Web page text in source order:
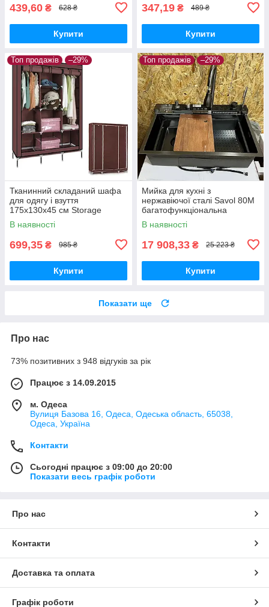
439,60 ₴ 628 ₴
Купити
347,19 ₴ 489 ₴
Купити
Топ продажів –29%
Тканинний складаний шафа
для одягу і взуття
175х130х45 см Storage
Wardrobe 88130 AN
В наявності
699,35 ₴ 985 ₴
Купити
Топ продажів –29%
Мийка для кухні з
нержавіючої сталі Savol 80М
багатофункціональна
кухонна мийка
В наявності
17 908,33 ₴ 25 223 ₴
Купити
Показати ще
Про нас
73% позитивних з 948 відгуків за рік
Працює з 14.09.2015
м. Одеса
Вулиця Базова 16, Одеса, Одеська область, 65038,
Одеса, Україна
Контакти
Сьогодні працює з 09:00 до 20:00
Показати весь графік роботи
Про нас
Контакти
Доставка та оплата
Графік роботи